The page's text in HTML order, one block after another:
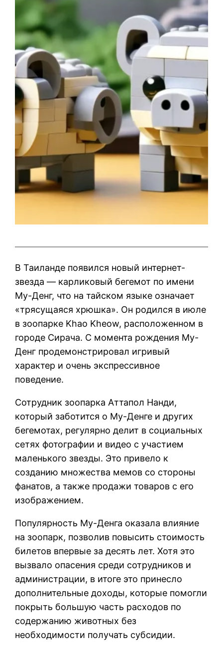
В Таиланде появился новый интернет-
звезда — карликовый бегемот по имени
Му-Денг, что на тайском языке означает
«трясущаяся хрюшка». Он родился в июле
в зоопарке Khao Kheow, расположенном в
городе Сирача. С момента рождения Му-
Денг продемонстрировал игривый
характер и очень экспрессивное
поведение.
Сотрудник зоопарка Аттапол Нанди,
который заботится о Му-Денге и других
бегемотах, регулярно делит в социальных
сетях фотографии и видео с участием
маленького звезды. Это привело к
созданию множества мемов со стороны
фанатов, а также продажи товаров с его
изображением.
Популярность Му-Денга оказала влияние
на зоопарк, позволив повысить стоимость
билетов впервые за десять лет. Хотя это
вызвало опасения среди сотрудников и
администрации, в итоге это принесло
дополнительные доходы, которые помогли
покрыть большую часть расходов по
содержанию животных без
необходимости получать субсидии.